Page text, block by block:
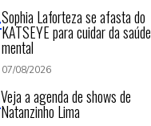
Sophia Laforteza se afasta do
KATSEYE para cuidar da saúde
mental
07/08/2026
Veja a agenda de shows de
Natanzinho Lima